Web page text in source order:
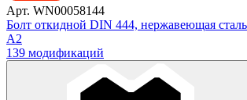
Арт. WN00058144
Болт откидной DIN 444, нержавеющая сталь
А2
139 модификаций